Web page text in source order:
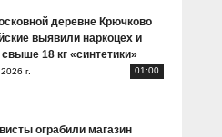
деревне Крючково
выявили наркоцех и
18 кг «синтетики»
г. 01:00
ограбили магазин